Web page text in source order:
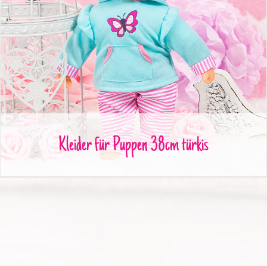
Kleider für Puppen 38cm türkis
Kleider für Puppen 38cm türkis